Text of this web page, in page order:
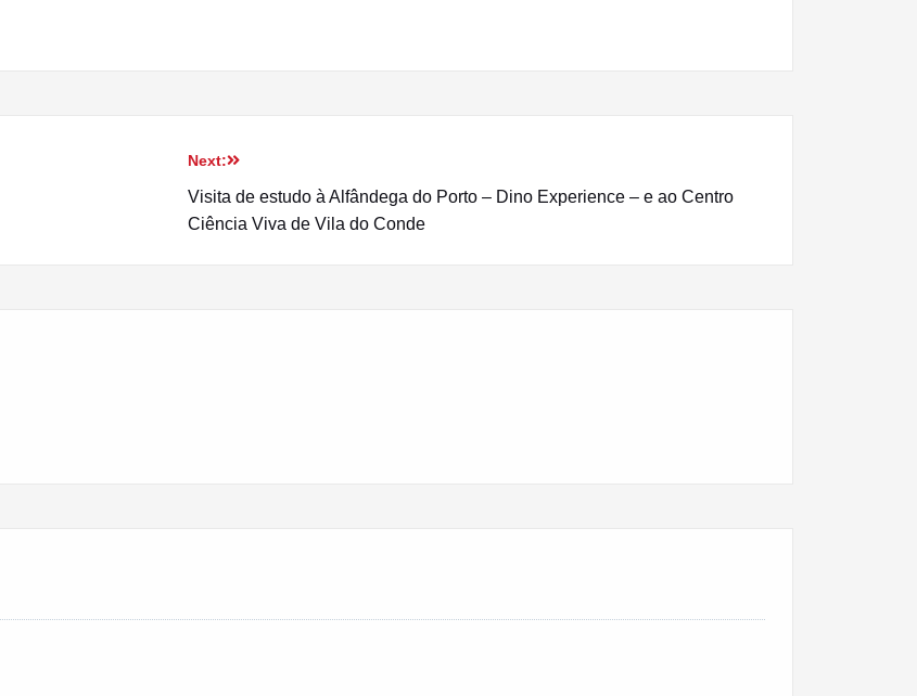
Next:
Visita de estudo à Alfândega do Porto – Dino Experience – e ao Centro
Ciência Viva de Vila do Conde